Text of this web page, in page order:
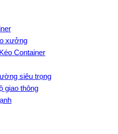
xưởng
Container
siêu trọng
giao thông